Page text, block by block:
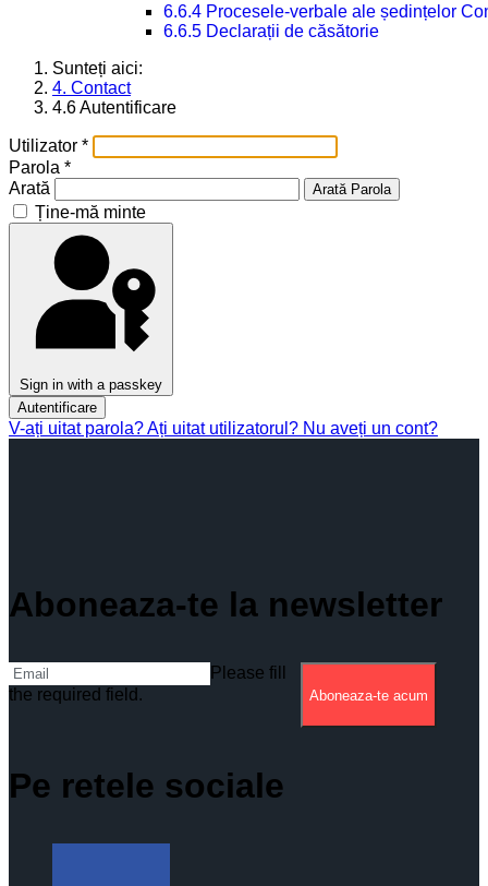
6.6.4 Procesele-verbale ale ședințelor
6.6.5 Declarații de căsătorie
Sunteți aici:
4. Contact
4.6 Autentificare
Utilizator *
Parola *
Arată
Arată Parola
Ține-mă minte
Sign in with a passkey
Autentificare
V-ați uitat parola?Ați uitat utilizatorul? Nu aveți un cont?
Aboneaza-te la newsletter
Please fill
the required field.
Aboneaza-te acum
Pe retele sociale